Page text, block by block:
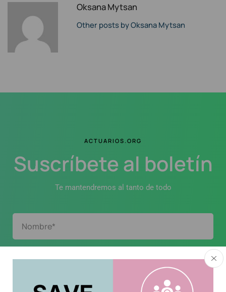
Oksana Mytsan
Other posts by Oksana Mytsan
ACTUARIOS.ORG
Suscríbete al boletín
Te mantendremos al tanto de todo